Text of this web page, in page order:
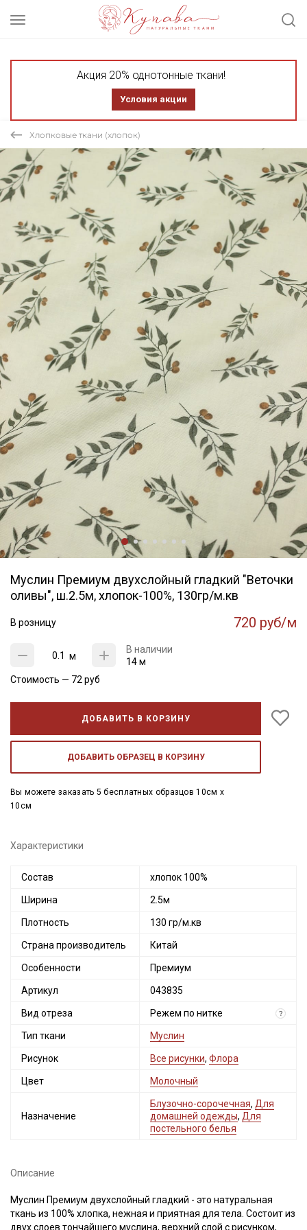
Акция 20% однотонные ткани!
Условия акции
Хлопковые ткани (хлопок)
Муслин Премиум двухслойный гладкий "Веточки
оливы", ш.2.5м, хлопок-100%, 130гр/м.кв
В розницу 720 руб/м
м
В наличии
14 м
Стоимость — 72 руб
ДОБАВИТЬ В КОРЗИНУ
ДОБАВИТЬ ОБРАЗЕЦ В КОРЗИНУ
Вы можете заказать 5 бесплатных образцов 10см x
10см
Характеристики
Состав хлопок 100%
Ширина 2.5м
Плотность 130 гр/м.кв
Страна производитель Китай
Особенности Премиум
Артикул 043835
Вид отреза Режем по нитке ?
Тип ткани Муслин
Рисунок Все рисунки, Флора
Цвет Молочный
Назначение
Блузочно-сорочечная, Для
домашней одежды, Для
постельного белья
Описание
Муслин Премиум двухслойный гладкий - это натуральная
ткань из 100% хлопка, нежная и приятная для тела. Состоит из
двух слоев тончайшего муслина, верхний слой с рисунком,